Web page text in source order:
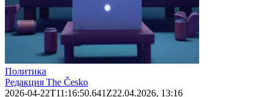
Политика
Редакция The Česko
2026-04-22T11:16:50.641Z22.04.2026, 13:16